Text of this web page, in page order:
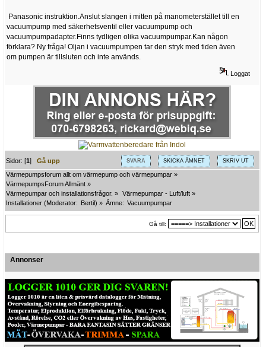
Panasonic instruktion.Anslut slangen i mitten på manometerstället till en
vacuumpump med säkerhetsventil eller vacuumpump och
vacuumpumpadapter.Finns tydligen olika vacuumpumpar.Kan någon
förklara? Ny fråga! Oljan i vacuumpumpen tar den stryk med tiden även
om pumpen är tillsluten och inte används.
Loggat
SVARA SKICKA ÄMNET SKRIV UT
Sidor: [1]Gå upp
Värmepumpsforum allt om värmepump och värmepumpar »
VärmepumpsForum Allmänt »
Värmepumpar och installationsfrågor. » Värmepumpar - Luft/luft »
Installationer (Moderator: Bertil) » Ämne: Vacuumpumpar
Gå till:
Annonser